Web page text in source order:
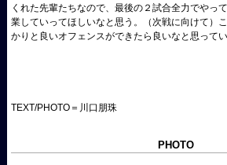
くれた先輩たちなので、最後の２試合全力でやっ
業していってほしいなと思う。（次戦に向けて）
かりと良いオフェンスができたら良いなと思ってい
TEXT/PHOTO＝川口朋珠
PHOTO